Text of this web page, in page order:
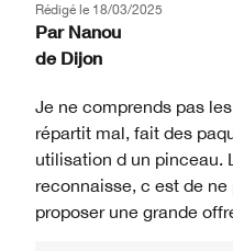
Rédigé le 18/03/2025
Par Nanou
de Dijon
Je ne comprends pas
répartit mal, fait des
utilisation d un pinceau.
reconnaisse, c est de
proposer une grande